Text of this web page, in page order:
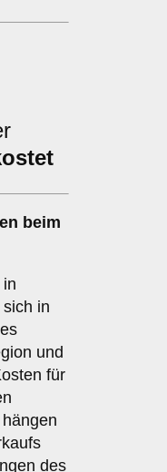
beim
in
und
für
des